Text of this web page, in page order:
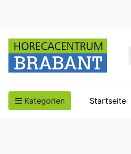
Kategorien Startseite